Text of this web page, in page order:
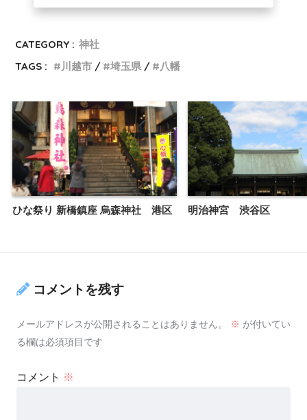
CATEGORY : 神社
TAGS :
川越市 埼玉県 八幡
ひな祭り 新橋鎮座 烏森神社 港区 明治神宮 渋谷区
コメントを残す
メールアドレスが公開されることはありません。 ※ が付いてい
る欄は必須項目です
コメント ※